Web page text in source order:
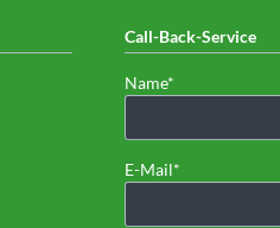
Call-Back-Service
Pflichtfeld
Name*
Pflichtfeld
E-Mail*